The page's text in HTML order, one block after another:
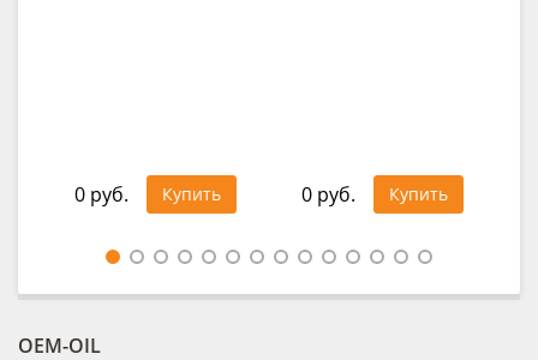
0 руб. Купить 0 руб. Купить
OEM-OIL